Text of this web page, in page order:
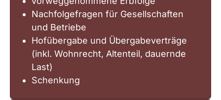
Nachfolgefragen für Gesellschaften
und Betriebe
Hofübergabe und Übergabeverträge
(inkl. Wohnrecht, Altenteil, dauernde
Last)
Schenkung